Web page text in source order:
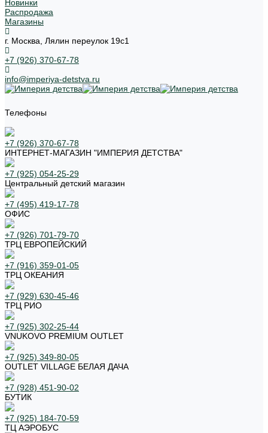
Новинки
Распродажа
Магазины
г. Москва, Лялин переулок 19с1
+7 (926) 370-67-78
info@imperiya-detstva.ru
Телефоны
+7 (926) 370-67-78
ИНТЕРНЕТ-МАГАЗИН "ИМПЕРИЯ ДЕТСТВА"
+7 (925) 054-25-29
Центральный детский магазин
+7 (495) 419-17-78
ОФИС
+7 (926) 701-79-70
ТРЦ ЕВРОПЕЙСКИЙ
+7 (916) 359-01-05
ТРЦ ОКЕАНИЯ
+7 (929) 630-45-46
ТРЦ РИО
+7 (925) 302-25-44
VNUKOVO PREMIUM OUTLET
+7 (925) 349-80-05
OUTLET VILLAGE БЕЛАЯ ДАЧА
+7 (928) 451-90-02
БУТИК
+7 (925) 184-70-59
ТЦ АЭРОБУС